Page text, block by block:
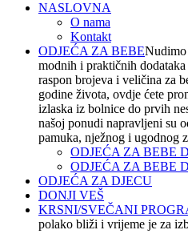
NASLOVNA
O nama
Kontakt
ODJEĆA ZA BEBENudimo
modnih i praktičnih
raspon brojeva i veličina za
godine života, ovdje ćete
izlaska iz bolnice do prvih
našoj ponudi napravljeni su
pamuka, nježnog i ugodnog
ODJEĆA ZA BEBE
ODJEĆA ZA BEBE
ODJEĆA ZA DJECU
DONJI VEŠ
KRSNI/SVEČANI
polako bliži i vrijeme je za